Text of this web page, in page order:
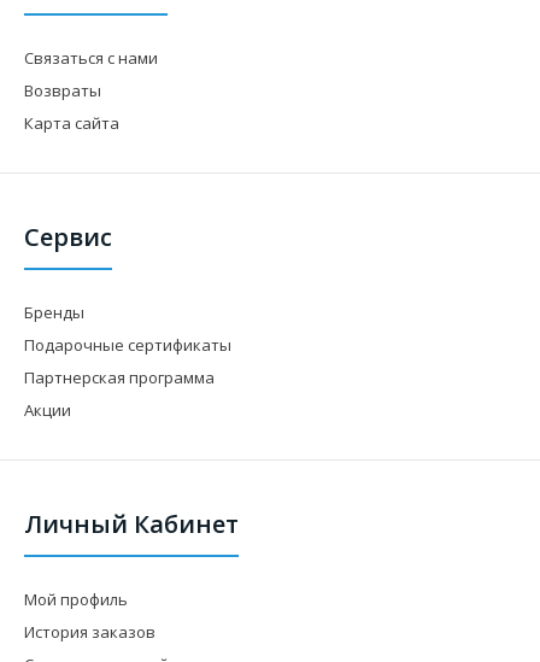
Связаться с нами
Возвраты
Карта сайта
Сервис
Бренды
Подарочные сертификаты
Партнерская программа
Акции
Личный Кабинет
Мой профиль
История заказов